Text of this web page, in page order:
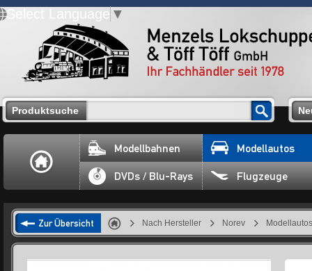
Select Language ▼
Produktsuche
Modellbahnen Modellautos
DVDs / Blu-Rays Flugzeuge
Zur Übersicht Nach Hersteller Norev Modellautos